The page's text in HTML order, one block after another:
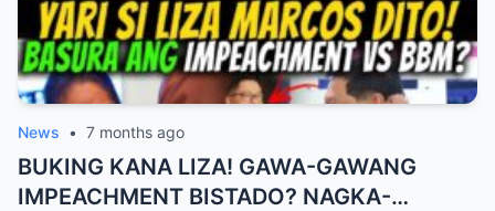
News • 7 months ago
BUKING KANA LIZA! GAWA-GAWANG
IMPEACHMENT BISTADO? NAGKA-